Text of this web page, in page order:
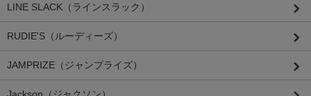
LINE SLACK（ラインスラック）
RUDIE'S（ルーディーズ）
JAMPRIZE（ジャンプライズ）
Jackson（ジャクソン）